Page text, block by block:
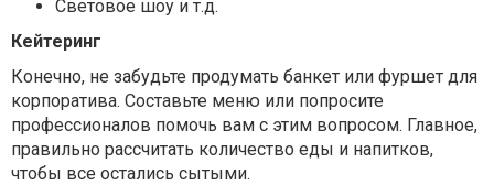
Световое шоу и т.д.
Кейтеринг
Конечно, не забудьте продумать банкет или фуршет для
корпоратива. Составьте меню или попросите
профессионалов помочь вам с этим вопросом. Главное,
правильно рассчитать количество еды и напитков,
чтобы все остались сытыми.